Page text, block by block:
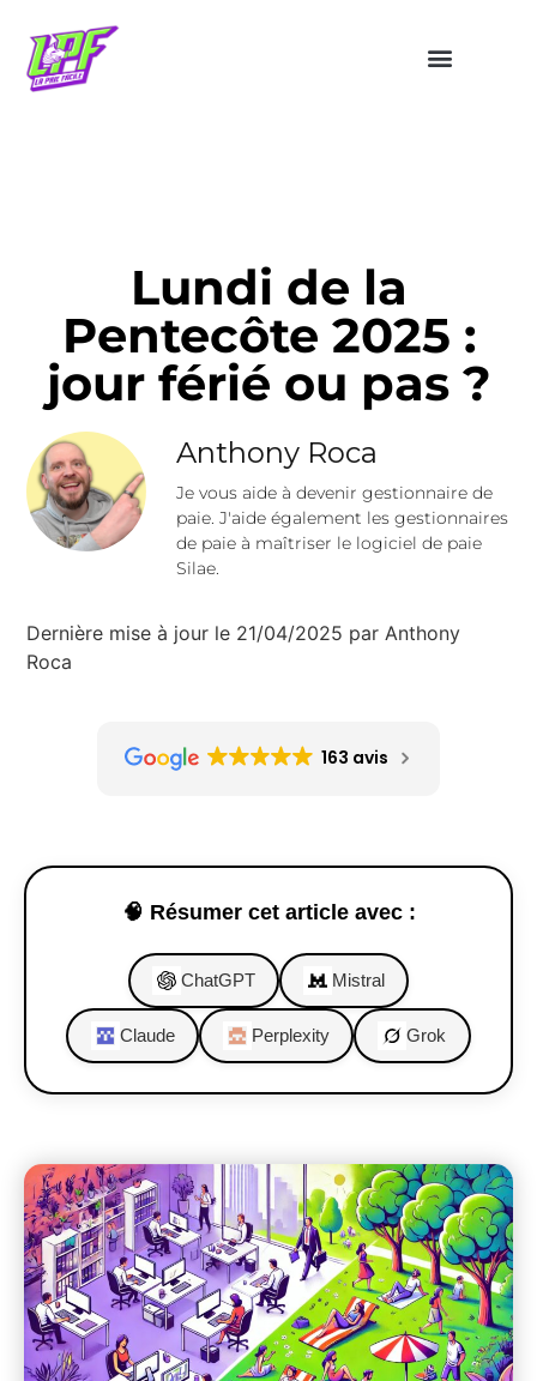
Lundi de la
Pentecôte 2025 :
jour férié ou pas ?
Anthony Roca
Je vous aide à devenir gestionnaire de
paie. J'aide également les gestionnaires
de paie à maîtriser le logiciel de paie
Silae.
Dernière mise à jour le 21/04/2025 par Anthony
Roca
163 avis
🧠 Résumer cet article avec :
ChatGPT Mistral
Claude Perplexity Grok